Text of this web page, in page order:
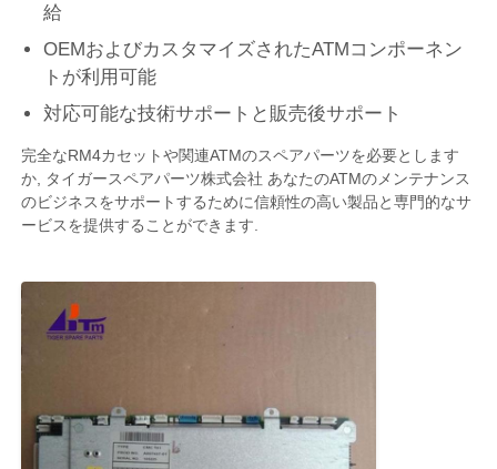
ダイボルド ATM部品
NCR ATM 部品
Wincor ATM 部品
ハヨサンATM部品
フジツーATM部品
GRG自動支払機の部品
給
OEMおよびカスタマイズされたATMコンポーネン
トが利用可能
対応可能な技術サポートと販売後サポート
完全なRM4カセットや関連ATMのスペアパーツを必要とします
か, タイガースペアパーツ株式会社 あなたのATMのメンテナンス
のビジネスをサポートするために信頼性の高い製品と専門的なサ
ービスを提供することができます.